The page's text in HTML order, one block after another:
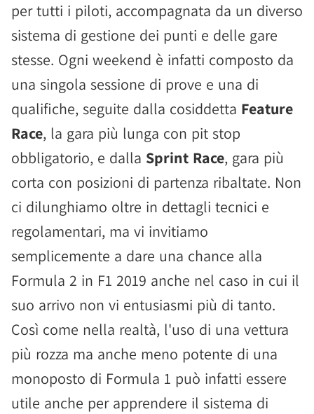
per tutti i piloti, accompagnata da un diverso
sistema di gestione dei punti e delle gare
stesse. Ogni weekend è infatti composto da
una singola sessione di prove e una di
qualifiche, seguite dalla cosiddetta Feature
Race, la gara più lunga con pit stop
obbligatorio, e dalla Sprint Race, gara più
corta con posizioni di partenza ribaltate. Non
ci dilunghiamo oltre in dettagli tecnici e
regolamentari, ma vi invitiamo
semplicemente a dare una chance alla
Formula 2 in F1 2019 anche nel caso in cui il
suo arrivo non vi entusiasmi più di tanto.
Così come nella realtà, l'uso di una vettura
più rozza ma anche meno potente di una
monoposto di Formula 1 può infatti essere
utile anche per apprendere il sistema di